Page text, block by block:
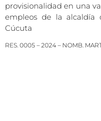
provisionalidad en una
empleos de la alcaldía
Cúcuta
RES. 0005 – 2024 – NOMB.